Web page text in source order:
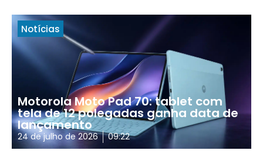
Notícias
Motorola Moto Pad 70: tablet com
tela de 12 polegadas ganha data de
lançamento
24 de julho de 2026 09:22